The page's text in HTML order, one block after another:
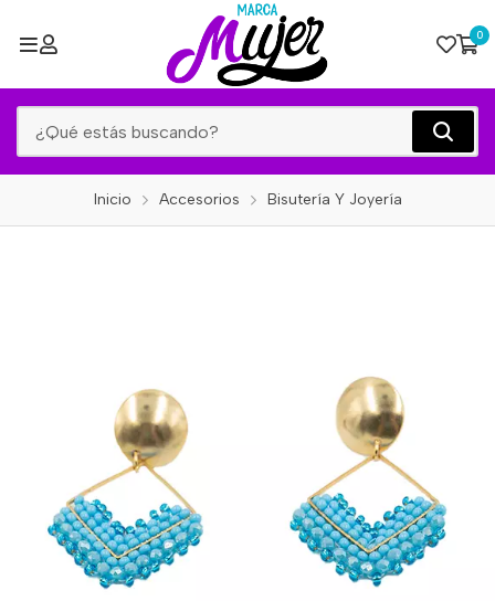
0
Inicio Accesorios Bisutería Y Joyería